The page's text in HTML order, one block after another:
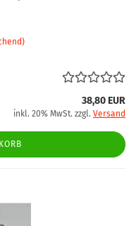
38,80 EUR
inkl. 20% MwSt. zzgl. Versand